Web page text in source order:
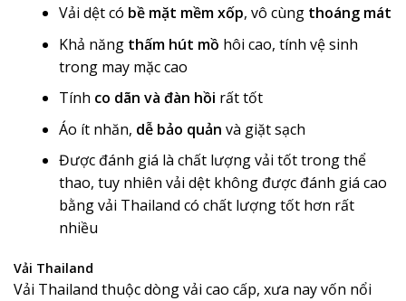
Vải dệt có bề mặt mềm xốp, vô cùng thoáng mát
Khả năng thấm hút mồ hôi cao, tính vệ sinh
trong may mặc cao
Tính co dãn và đàn hồi rất tốt
Áo ít nhăn, dễ bảo quản và giặt sạch
Được đánh giá là chất lượng vải tốt trong thể
thao, tuy nhiên vải dệt không được đánh giá cao
bằng vải Thailand có chất lượng tốt hơn rất
nhiều
Vải Thailand
Vải Thailand thuộc dòng vải cao cấp, xưa nay vốn nổi